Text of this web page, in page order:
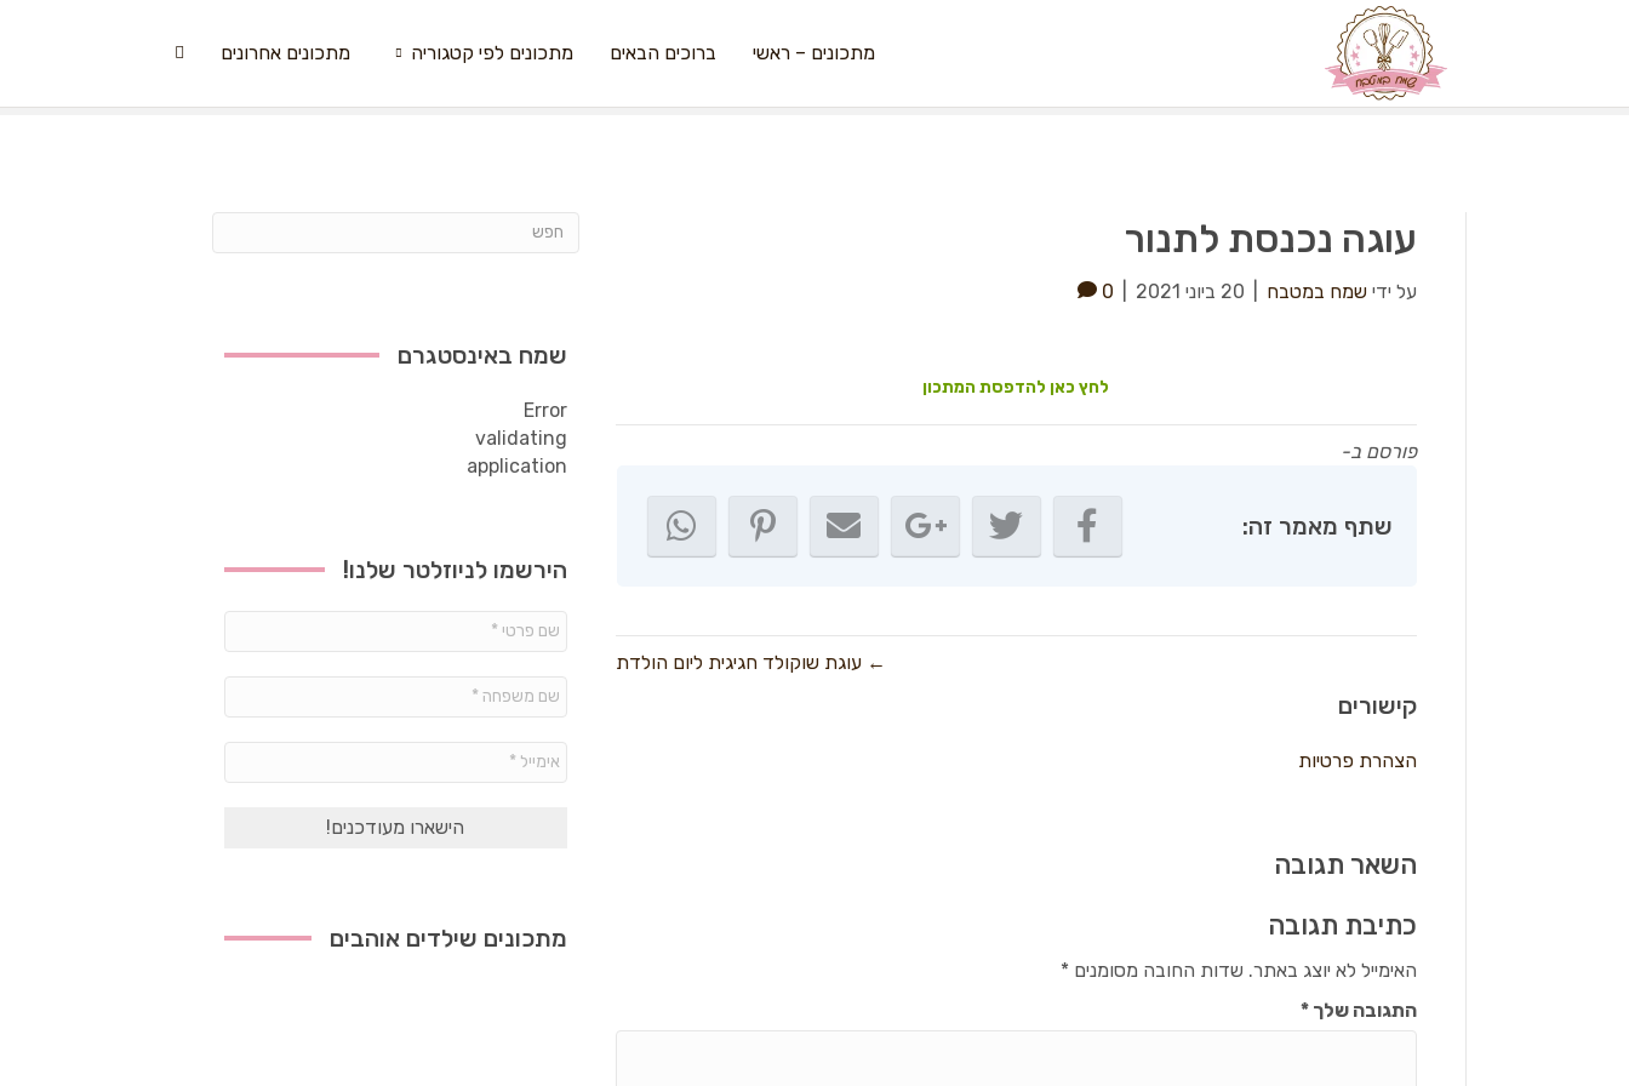
מתכונים – ראשי ברוכים הבאים מתכונים לפי קטגוריה מתכונים אחרונים
עוגה נכנסת לתנור
על ידי שמח במטבח 20 ביוני 2021 0
לחץ כאן להדפסת המתכון
פורסם ב-
שתף מאמר זה:
← עוגת שוקולד חגיגית ליום הולדת
קישורים
הצהרת פרטיות
השאר תגובה
כתיבת תגובה
האימייל לא יוצג באתר. שדות החובה מסומנים*
התגובה שלך*
שמח באינסטגרם
Error
validating
application
הירשמו לניוזלטר שלנו!
פרטי
משפחה
*
מתכונים שילדים אוהבים